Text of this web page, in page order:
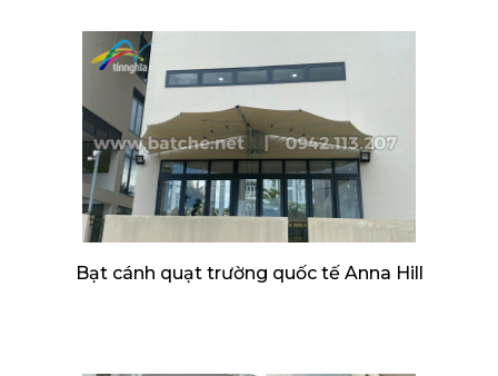
Bạt cánh quạt trường quốc tế Anna Hill